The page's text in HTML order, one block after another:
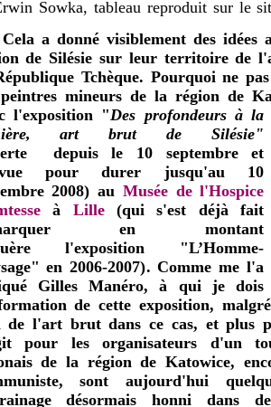
Sowka, tableau reproduit sur le
a donné visiblement des idées
de Silésie sur leur territoire de
Tchèque. Pourquoi ne
mineurs de la région de
l'exposition "Des profondeurs à la
art brut de Silésie"
depuis le 10 septembre et
pour durer jusqu'au 10
2008) au Musée de l'Hospice
à Lille(qui s'est déjà fait
en montant
l'exposition "L’Homme-
en 2006-2007). Comme me l'a
Gilles Manéro, à qui je dois
de cette exposition,
de l'art brut dans ce cas, et plus
pour les organisateurs d'un
de la région de Katowice,
sont aujourd'hui
désormais honni dans